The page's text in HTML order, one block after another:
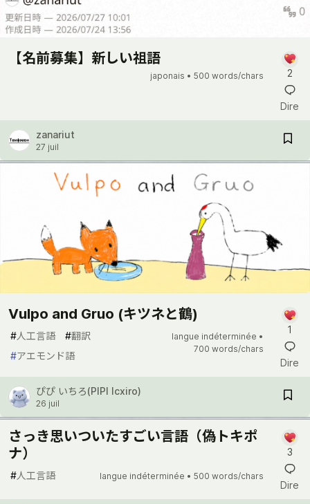
【名前募集】新しい祖語
japonais • 500 words/chars 2
Dire
zanariut
27 juil
Vulpo and Gruo (キツネと鶴)
#人工言語 #翻訳
#アエモンド語
langue indéterminée •
700 words/chars
1
Dire
ぴぴ いちろ(PIPI Icxiro)
26 juil
さっき思いついたすごい言語（偽トキポ
ナ）
#人工言語 langue indéterminée • 500 words/chars
3
Dire